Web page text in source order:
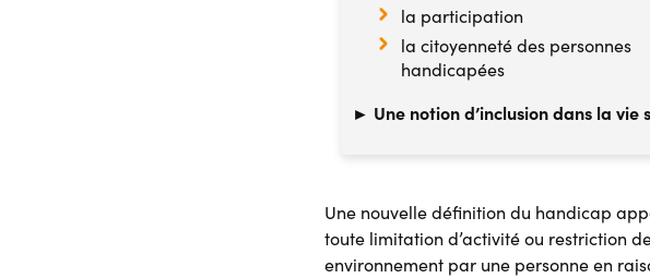
la participation
la citoyenneté des personnes
handicapées
► Une notion d’inclusion dans la vie
Une nouvelle définition du handicap
toute limitation d’activité ou restriction
environnement par une personne en